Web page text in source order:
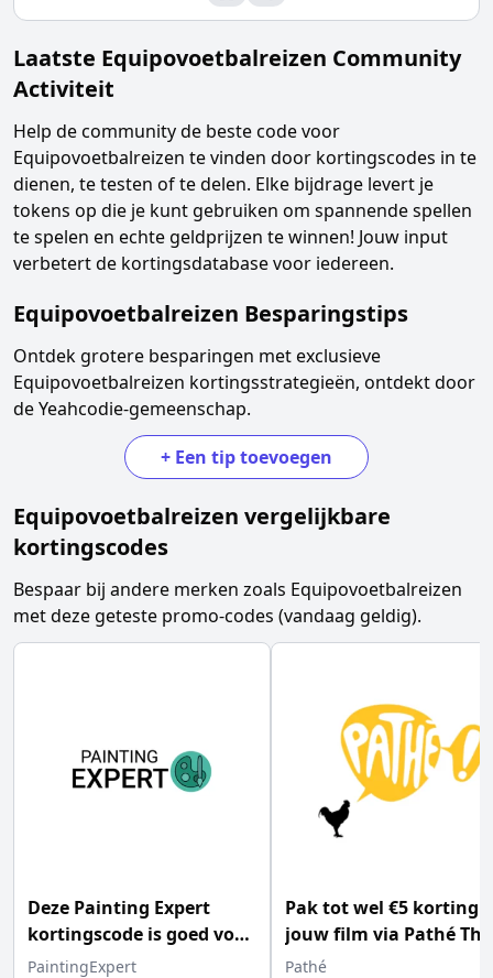
Laatste Equipovoetbalreizen Community
Activiteit
Help de community de beste code voor
Equipovoetbalreizen te vinden door kortingscodes in te
dienen, te testen of te delen. Elke bijdrage levert je
tokens op die je kunt gebruiken om spannende spellen
te spelen en echte geldprijzen te winnen! Jouw input
verbetert de kortingsdatabase voor iedereen.
Equipovoetbalreizen Besparingstips
Ontdek grotere besparingen met exclusieve
Equipovoetbalreizen kortingsstrategieën, ontdekt door
de Yeahcodie-gemeenschap.
+ Een tip toevoegen
Equipovoetbalreizen vergelijkbare
kortingscodes
Bespaar bij andere merken zoals Equipovoetbalreizen
met deze geteste promo-codes (vandaag geldig).
Deze Painting Expert
kortingscode is goed voor
15% korting
PaintingExpert
Pak tot wel €5 korting
jouw film via Pathé
Pathé